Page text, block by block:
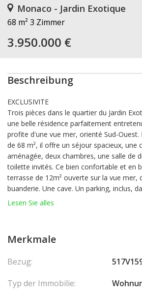
Monaco - Jardin Exotique
68 m² 3 Zimmer
3.950.000 €
Beschreibung
EXCLUSIVITE
Trois pièces dans le quartier du Jardin
une belle résidence parfaitement
profite d'une vue mer, orienté Sud-
de 68 m², il offre un séjour spacieux, une
aménagée, deux chambres, une salle de
toilette invités. Ce bien confortable et en
terrasse de 12m² ouverte sur la vue mer,
buanderie. Une cave. Un parking, inclus,
voisine. Service de conciergerie 24h/24.
Lesen Sie alles
Merkmale
Bezug:
Typ der Immobilie: